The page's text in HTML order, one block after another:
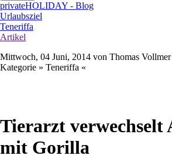
privateHOLIDAY - Blog
Urlaubsziel
Teneriffa
Artikel
Mittwoch, 04 Juni, 2014 von Thomas
Kategorie » Teneriffa «
Tierarzt verwechselt
mit Gorilla